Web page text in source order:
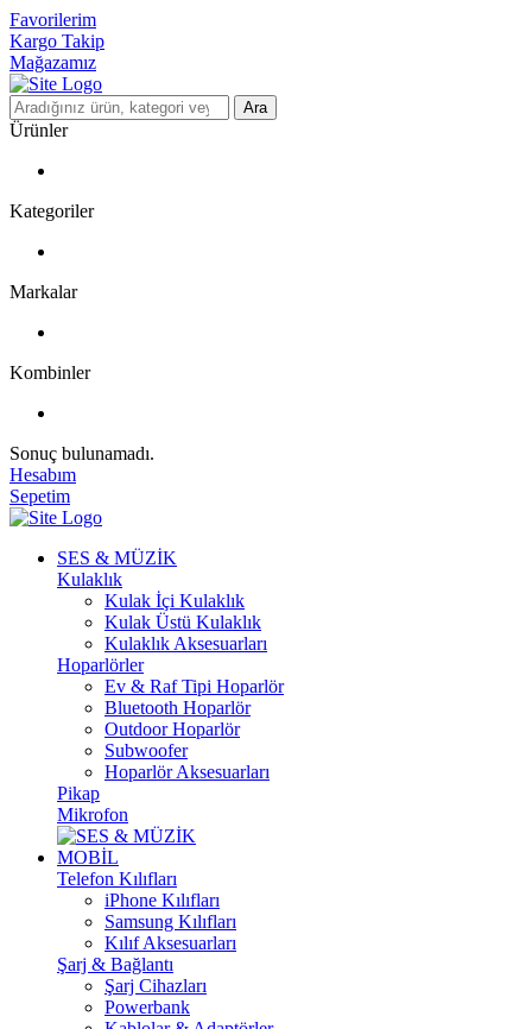
Favorilerim
Kargo Takip
Mağazamız
Ara
Ürünler
Kategoriler
Markalar
Kombinler
Sonuç bulunamadı.
Hesabım
Sepetim
SES & MÜZİK
Kulaklık
Kulak İçi Kulaklık
Kulak Üstü Kulaklık
Kulaklık Aksesuarları
Hoparlörler
Ev & Raf Tipi Hoparlör
Bluetooth Hoparlör
Outdoor Hoparlör
Subwoofer
Hoparlör Aksesuarları
Pikap
Mikrofon
MOBİL
Telefon Kılıfları
iPhone Kılıfları
Samsung Kılıfları
Kılıf Aksesuarları
Şarj & Bağlantı
Şarj Cihazları
Powerbank